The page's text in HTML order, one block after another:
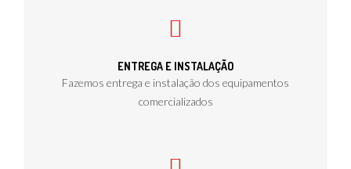
ENTREGA E INSTALAÇÃO
Fazemos entrega e instalação dos equipamentos
comercializados